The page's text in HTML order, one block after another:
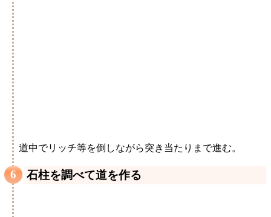
道中でリッチ等を倒しながら突き当たりまで進む。
石柱を調べて道を作る